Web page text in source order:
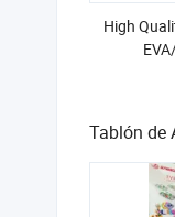
High
Tablón de